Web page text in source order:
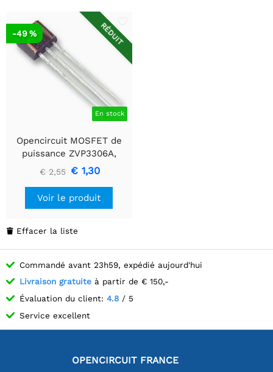
RÉDUIT
En stock
-49 %
Opencircuit MOSFET de
puissance ZVP3306A,
Canal P, 60V, 160mA, 14
Ohms, Ligne E -
Traversant
€ 2,55 € 1,30
Voir le produit
 Effacer la liste
Commandé avant 23h59, expédié aujourd'hui
Livraison gratuite à partir de € 150,-
Évaluation du client: 4.8 / 5
Service excellent
OPENCIRCUIT FRANCE